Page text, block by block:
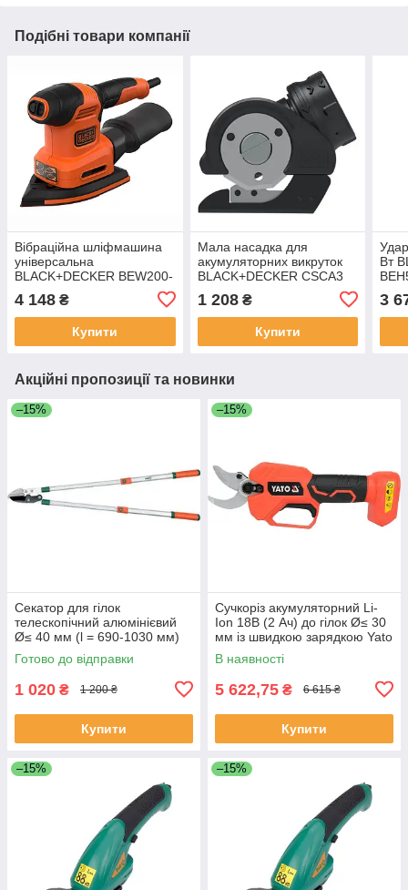
Подібні товари компанії
Вібраційна шліфмашина
універсальна
BLACK+DECKER BEW200-
4 148 ₴
Купити
Мала насадка для
акумуляторних викруток
BLACK+DECKER CSCA3
1 208₴
Купити
Вт
3
Акційні пропозиції та новинки
–15%
Секатор для гілок
телескопічний алюмінієвий
Ø≤ 40 мм (l = 690-1030 мм)
FLO 99113 (Польща)
Готово до відправки
1 020 ₴ 1 200 ₴
Купити
–15%
Сучкоріз акумуляторний Li-
Ion 18В (2 Ач) до гілок Ø≤ 30
мм із швидкою зарядкою Yato
YT-828377 (Польща)
В наявності
5 622,75 ₴ 6 615 ₴
Купити
–15% –15%